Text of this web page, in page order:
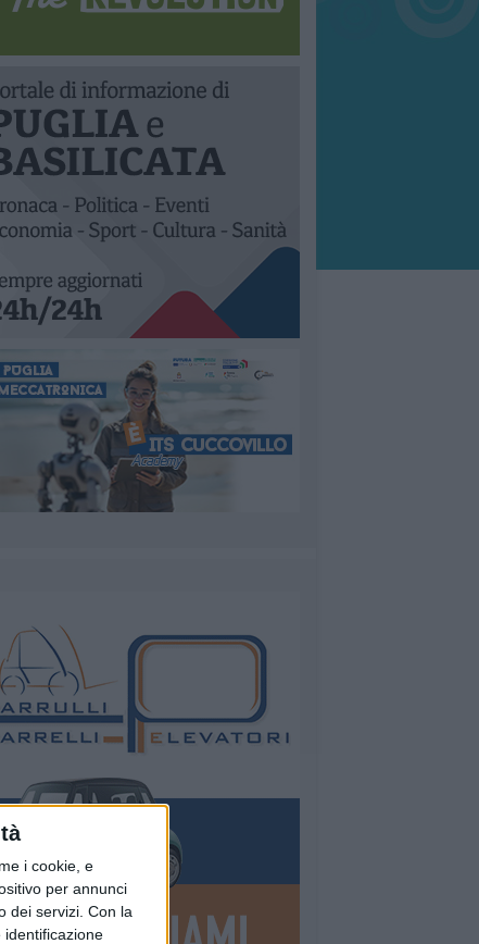
i cookie, e
per annunci
dei servizi. Con la
identificazione